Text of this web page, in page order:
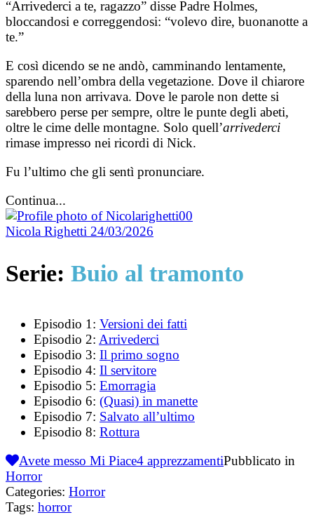
“Arrivederci a te, ragazzo” disse Padre Holmes,
bloccandosi e correggendosi: “volevo dire, buonanotte a
te.”
E così dicendo se ne andò, camminando lentamente,
sparendo nell’ombra della vegetazione. Dove il chiarore
della luna non arrivava. Dove le parole non dette si
sarebbero perse per sempre, oltre le punte degli abeti,
oltre le cime delle montagne. Solo quell’arrivederci
rimase impresso nei ricordi di Nick.
Fu l’ultimo che gli sentì pronunciare.
Continua...
Nicola Righetti 24/03/2026
Serie: Buio al tramonto
Episodio 1: Versioni dei fatti
Episodio 2: Arrivederci
Episodio 3: Il primo sogno
Episodio 4: Il servitore
Episodio 5: Emorragia
Episodio 6: (Quasi) in manette
Episodio 7: Salvato all’ultimo
Episodio 8: Rottura
Avete messo Mi Piace4 apprezzamentiPubblicato in
Horror
Categories: Horror
Tags: horror